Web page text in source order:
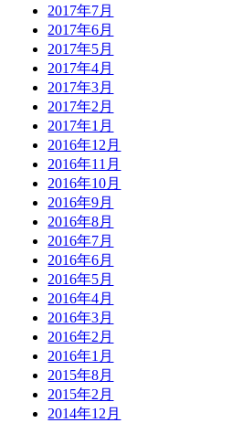
2017年7月
2017年6月
2017年5月
2017年4月
2017年3月
2017年2月
2017年1月
2016年12月
2016年11月
2016年10月
2016年9月
2016年8月
2016年7月
2016年6月
2016年5月
2016年4月
2016年3月
2016年2月
2016年1月
2015年8月
2015年2月
2014年12月